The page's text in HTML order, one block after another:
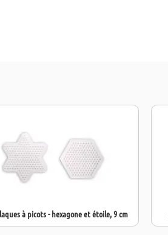
à picots - hexagone et étoile, 9 cm